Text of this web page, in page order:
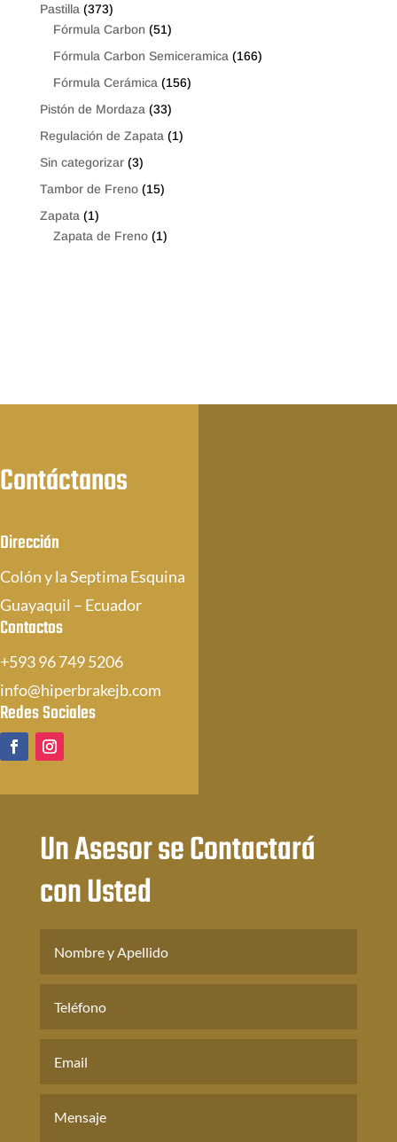
Pastilla (373)
Fórmula Carbon (51)
Fórmula Carbon Semiceramica (166)
Fórmula Cerámica (156)
Pistón de Mordaza (33)
Regulación de Zapata (1)
Sin categorizar (3)
Tambor de Freno (15)
Zapata (1)
Zapata de Freno (1)
Contáctanos
Dirección
Colón y la Septima Esquina
Guayaquil – Ecuador
Contactos
+593 96 749 5206
info@hiperbrakejb.com
Redes Sociales
Un Asesor se Contactará
con Usted